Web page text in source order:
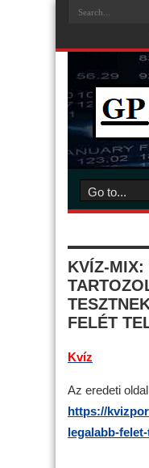
KVÍZ-MIX:
FELÉT
Kvíz
Az eredeti
https://
legalabb-